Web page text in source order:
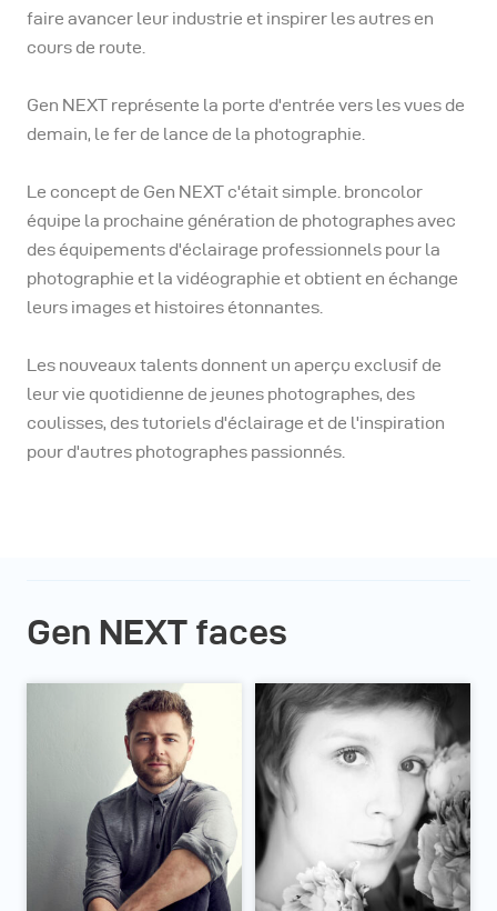
faire avancer leur industrie et inspirer les autres en
cours de route.
Gen NEXT représente la porte d'entrée vers les vues de
demain, le fer de lance de la photographie.
Le concept de Gen NEXT c'était simple. broncolor
équipe la prochaine génération de photographes avec
des équipements d'éclairage professionnels pour la
photographie et la vidéographie et obtient en échange
leurs images et histoires étonnantes.
Les nouveaux talents donnent un aperçu exclusif de
leur vie quotidienne de jeunes photographes, des
coulisses, des tutoriels d'éclairage et de l'inspiration
pour d'autres photographes passionnés.
Gen NEXT faces